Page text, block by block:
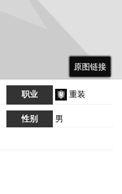
原图链接
原图链接
原图链接
职业 重装
性别 男